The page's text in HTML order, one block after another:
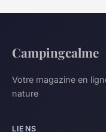
Campingcalme
Votre magazine en
nature
LIENS